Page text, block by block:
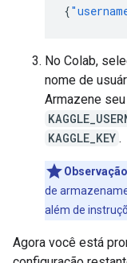
{
No Colab,
nome de
Armazene
KAGGLE_KEY .
de
além de
Agora você está